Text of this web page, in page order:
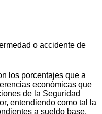
o accidente de
los porcentajes que a
económicas que
de la Seguridad
entendiendo como tal la
a sueldo base,